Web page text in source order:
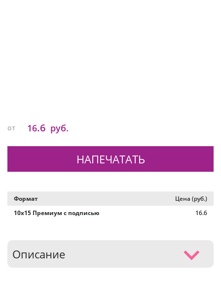
от 16.6 руб.
НАПЕЧАТАТЬ
Формат
Цена (руб.)
10х15 Премиум с подписью
16.6
Описание